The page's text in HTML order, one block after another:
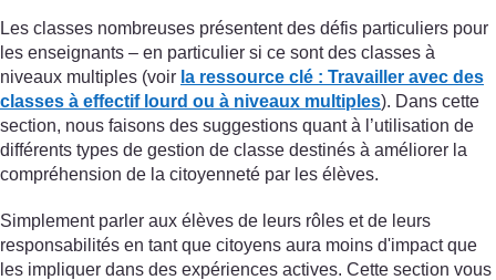
Les classes nombreuses présentent des défis particuliers pour
les enseignants – en particulier si ce sont des classes à
niveaux multiples (voir la ressource clé : Travailler avec des
classes à effectif lourd ou à niveaux multiples). Dans cette
section, nous faisons des suggestions quant à l’utilisation de
différents types de gestion de classe destinés à améliorer la
compréhension de la citoyenneté par les élèves.
Simplement parler aux élèves de leurs rôles et de leurs
responsabilités en tant que citoyens aura moins d'impact que
les impliquer dans des expériences actives. Cette section vous